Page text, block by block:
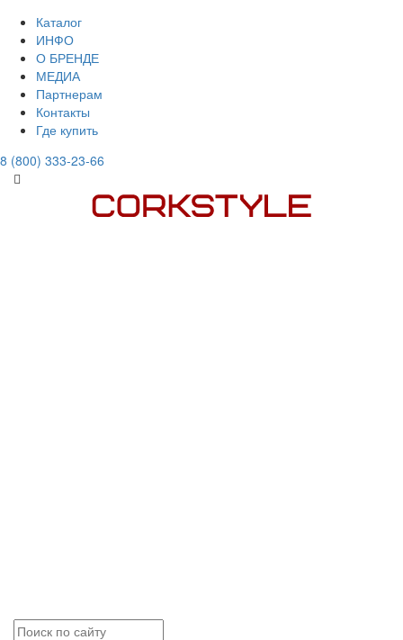
Каталог
ИНФО
О БРЕНДЕ
МЕДИА
Партнерам
Контакты
Где купить
8 (800) 333-23-66